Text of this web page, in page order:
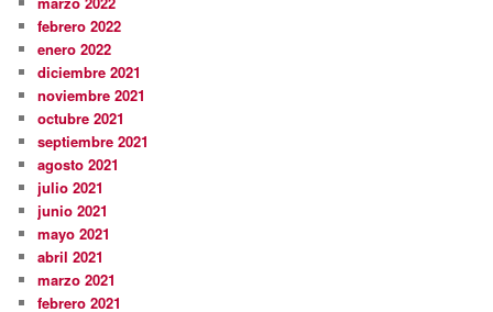
febrero 2022
enero 2022
diciembre 2021
noviembre 2021
octubre 2021
septiembre 2021
agosto 2021
julio 2021
junio 2021
mayo 2021
abril 2021
marzo 2021
febrero 2021